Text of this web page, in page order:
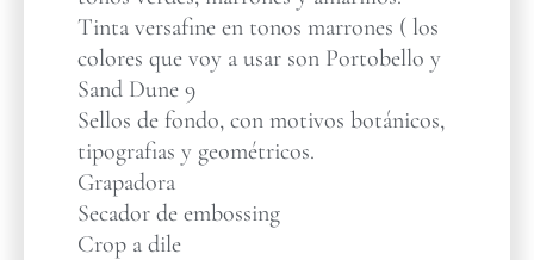
Tinta versafine en tonos marrones ( los
colores que voy a usar son Portobello y
Sand Dune 9
Sellos de fondo, con motivos botánicos,
tipografias y geométricos.
Grapadora
Secador de embossing
Crop a dile